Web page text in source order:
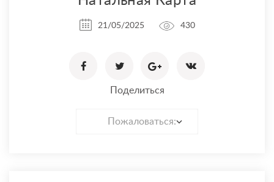
21/05/2025 430
Поделиться
Пожаловаться: